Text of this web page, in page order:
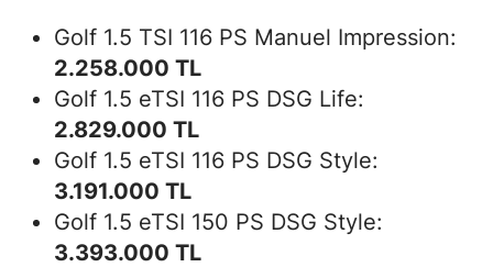
Golf 1.5 TSI 116 PS Manuel Impression:
2.258.000 TL
Golf 1.5 eTSI 116 PS DSG Life:
2.829.000 TL
Golf 1.5 eTSI 116 PS DSG Style:
3.191.000 TL
Golf 1.5 eTSI 150 PS DSG Style:
3.393.000 TL